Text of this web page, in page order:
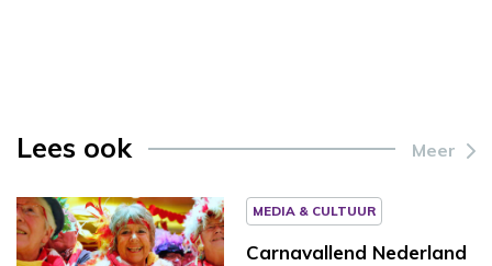
Lees ook Meer
MEDIA & CULTUUR
Carnavallend Nederland